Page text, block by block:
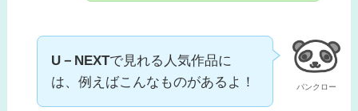
パンクロー
U－NEXTで見れる人気作品に
は、例えばこんなものがあるよ！